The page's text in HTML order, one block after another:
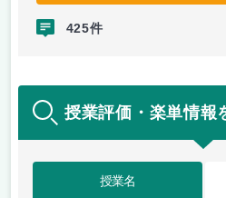
425件
授業評価・楽単情報
授業名